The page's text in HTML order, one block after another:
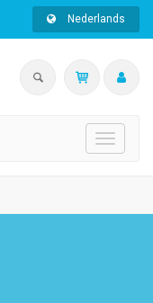
Nederlands
Toggle